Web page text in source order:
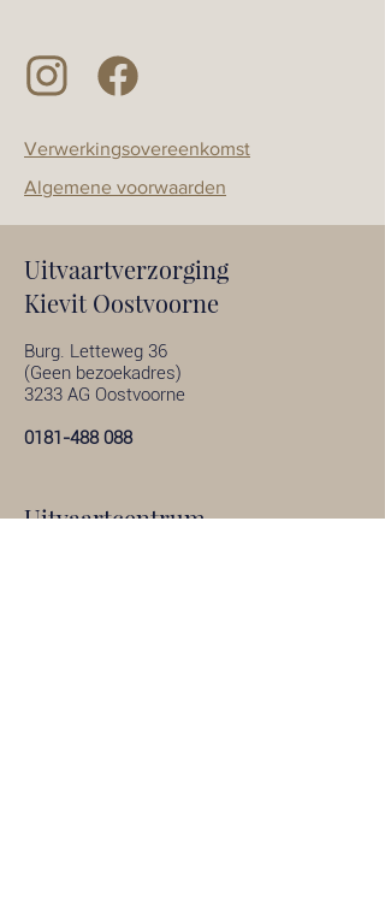
Verwerkingsovereenkomst
Algemene voorwaarden
Uitvaartverzorging
Kievit Oostvoorne
Burg. Letteweg 36
(Geen bezoekadres)
3233 AG Oostvoorne
0181-488 088
Uitvaartcentrum